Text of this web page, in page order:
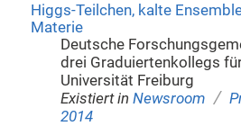
Higgs-Teilchen, kalte
Materie
Deutsche
drei Graduiertenkollegs
Universität Freiburg
Existiert in Newsroom /
2014